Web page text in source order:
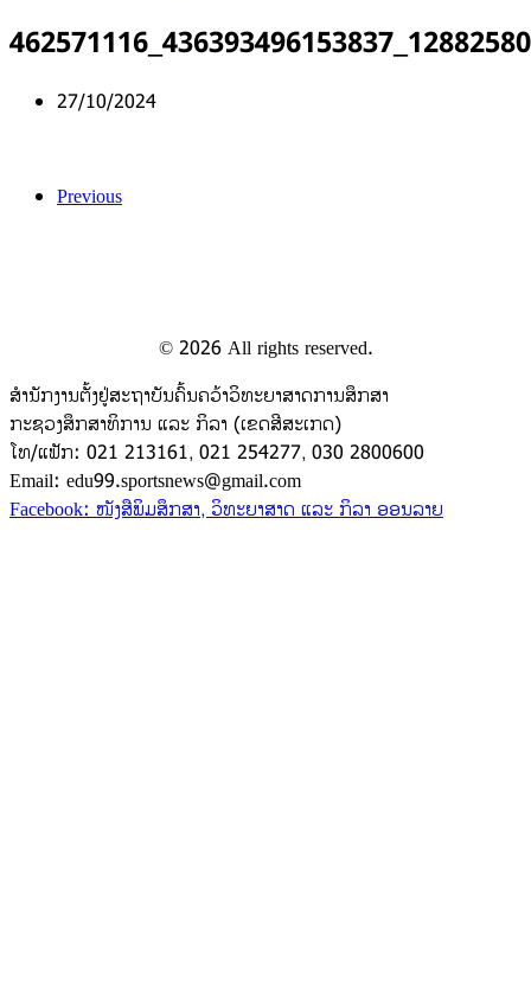
27/10/2024
Previous
© 2026All rights reserved.
ສຳນັກງານຕັ້ງຢູ່ສະຖາບັນຄົ້ນຄວ້າວິທະຍາສາດການສຶກສາ
ກະຊວງສຶກສາທິການ ແລະ ກິລາ (ເຂດສີສະເກດ)
ໂທ/ແຟັກ: 021 213161, 021 254277, 030 2800600
Email: edu99.sportsnews@gmail.com
Facebook: ໜັງສືພິມສຶກສາ, ວິທະຍາສາດ ແລະ ກິລາ ອອນລາຍ